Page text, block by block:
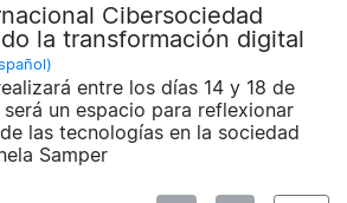
Cibersociedad
la transformación digital
entre los días 14 y 18 de
un espacio para reflexionar
las tecnologías en la sociedad
Samper